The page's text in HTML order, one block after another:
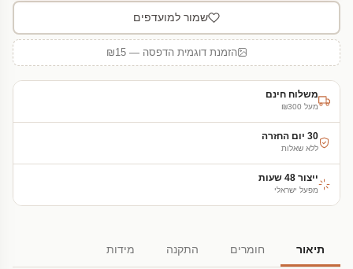
שמור למועדפים
הזמנת דוגמית הדפסה — ₪15
משלוח חינם
מעל ₪300
30 יום החזרה
ללא שאלות
ייצור 48 שעות
מפעל ישראלי
תיאור חומרים התקנה מידות